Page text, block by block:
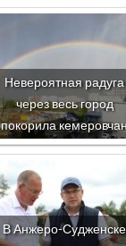
Невероятная радуга
через весь город
покорила
В Анжеро-Судженске